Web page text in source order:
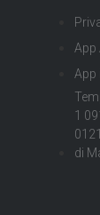
App
App
1
di